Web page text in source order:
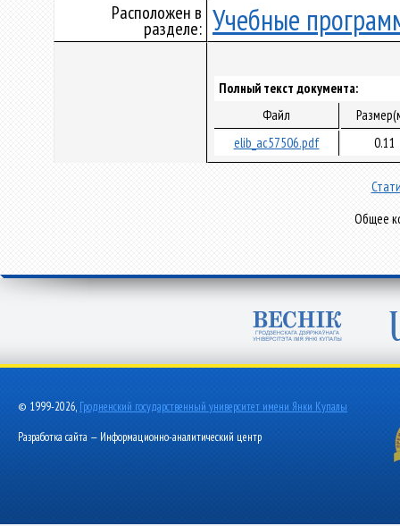
Расположен в
разделе: Учебные
Полный текст документа:
Файл
elib_ac57506.pdf
0.11
Общее
© 1999-2026, Гродненский государственный университет имени Янки Купалы
Разработка сайта — Информационно-аналитический центр